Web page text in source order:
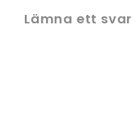
Lämna ett svar